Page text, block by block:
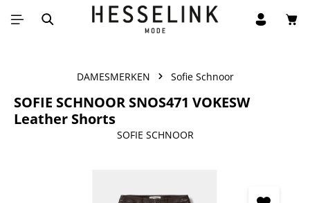
Ga naar de hoofdinhoud
DAMESMERKEN Sofie Schnoor
SOFIE SCHNOOR SNOS471 VOKESW
Leather Shorts
SOFIE SCHNOOR